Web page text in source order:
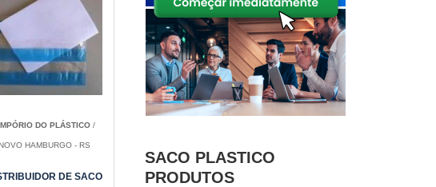
DO PLÁSTICO/
HAMBURGO - RS
DE SACO
SACO PLASTICO
PRODUTOS